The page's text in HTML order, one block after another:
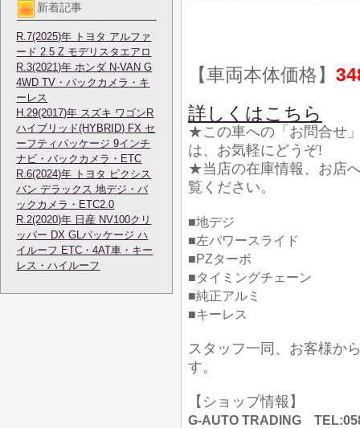
新着記事
R.7(2025)年 トヨタ アルファ
ード 2.5 Z モデリスタエアロ
R.3(2021)年 ホンダ N-VAN G
4WD TV・バックカメラ・キ
ーレス
H.29(2017)年 スズキ ワゴンR
ハイブリッド(HYBRID) FX セ
ーフティパッケージ 9インチ
ナビ・バックカメラ・ETC
R.6(2024)年 トヨタ ピクシス
バン デラックス 地デジ・バ
ックカメラ・ETC2.0
R.2(2020)年 日産 NV100クリ
ッパー DX GLパッケージ ハ
イルーフ ETC・4AT車・キー
レス・ハイルーフ
【車両本体価格】
詳しくはこちら
★この車への「お問合せ
は、お気軽にどうぞ!
★当店の在庫情報、お店
覧ください。
■地デジ
■左パワースライド
■PZターボ
■タイミングチェーン
■純正アルミ
■キーレス
スタッフ一同、お客様か
す。
【ショップ情報】
G-AUTO TRADING